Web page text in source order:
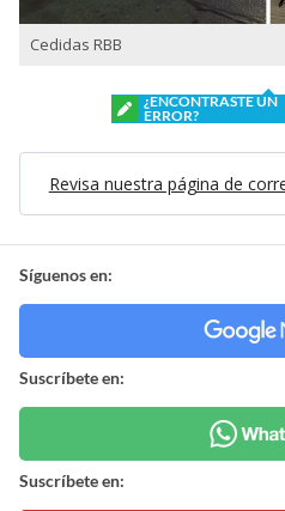
Cedidas RBB
¿ENCONTRASTE UN
ERROR?
Revisa nuestra página de
Síguenos en:
Suscríbete en:
Suscríbete en: